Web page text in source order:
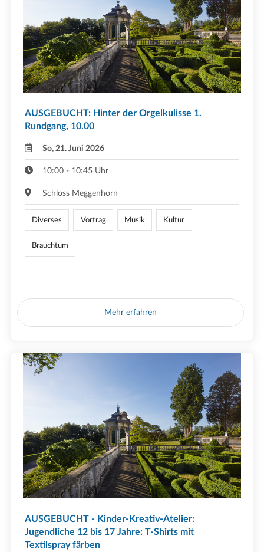
AUSGEBUCHT: Hinter der Orgelkulisse 1.
Rundgang, 10.00
So, 21. Juni 2026
10:00 - 10:45 Uhr
Schloss Meggenhorn
Diverses Vortrag Musik Kultur
Brauchtum
Mehr erfahren
AUSGEBUCHT - Kinder-Kreativ-Atelier:
Jugendliche 12 bis 17 Jahre: T-Shirts mit
Textilspray färben